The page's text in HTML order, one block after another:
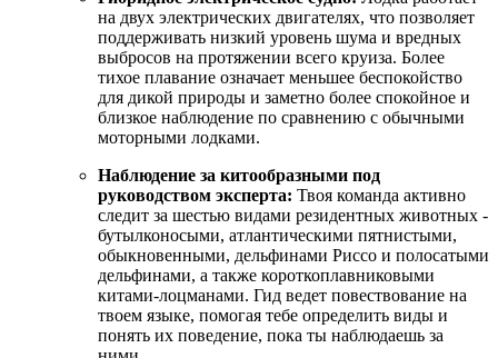
на двух электрических двигателях, что позволяет
поддерживать низкий уровень шума и вредных
выбросов на протяжении всего круиза. Более
тихое плавание означает меньшее беспокойство
для дикой природы и заметно более спокойное и
близкое наблюдение по сравнению с обычными
моторными лодками.
Наблюдение за китообразными под
руководством эксперта: Твоя команда активно
следит за шестью видами резидентных животных -
бутылконосыми, атлантическими пятнистыми,
обыкновенными, дельфинами Риссо и полосатыми
дельфинами, а также короткоплавниковыми
китами-лоцманами. Гид ведет повествование на
твоем языке, помогая тебе определить виды и
понять их поведение, пока ты наблюдаешь за